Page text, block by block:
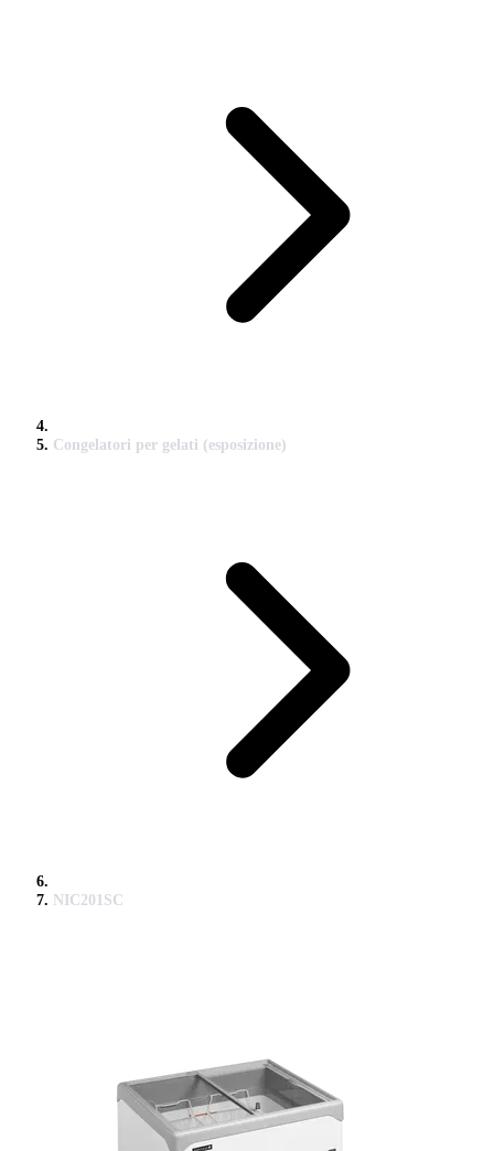
Congelatori per gelati (esposizione)
NIC201SC